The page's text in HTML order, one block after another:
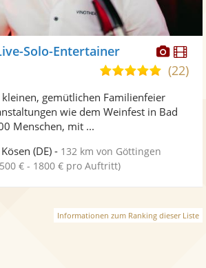
Solo-Entertainer
5,0
5
(22)
gemütlichen Familienfeier
wie dem Weinfest in Bad
Menschen, mit ...
(DE) - 132 km von Göttingen
€ - 1800 € pro Auftritt)
Informationen zum Ranking dieser Liste